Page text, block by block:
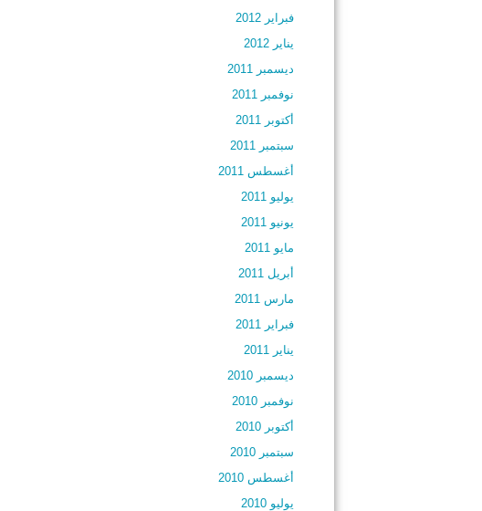
فبراير 2012
يناير 2012
ديسمبر 2011
نوفمبر 2011
أكتوبر 2011
سبتمبر 2011
أغسطس 2011
يوليو 2011
يونيو 2011
مايو 2011
أبريل 2011
مارس 2011
فبراير 2011
يناير 2011
ديسمبر 2010
نوفمبر 2010
أكتوبر 2010
سبتمبر 2010
أغسطس 2010
يوليو 2010